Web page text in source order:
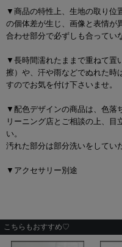
▼商品の特性上、生地の取り位
の個体差が生じ、画像と表情が
合わせ部分で必ずしも合ってい
▼長時間濡れたままで重ねて置
擦）や、汗や雨などでぬれた時
すのでお気を付け下さいませ。
▼配色デザインの商品は、色落
リーニング店とご相談の上、目
い。
汚れた部分は部分洗いをしてい
▼アクセサリー別途
こちらもおすすめ♡